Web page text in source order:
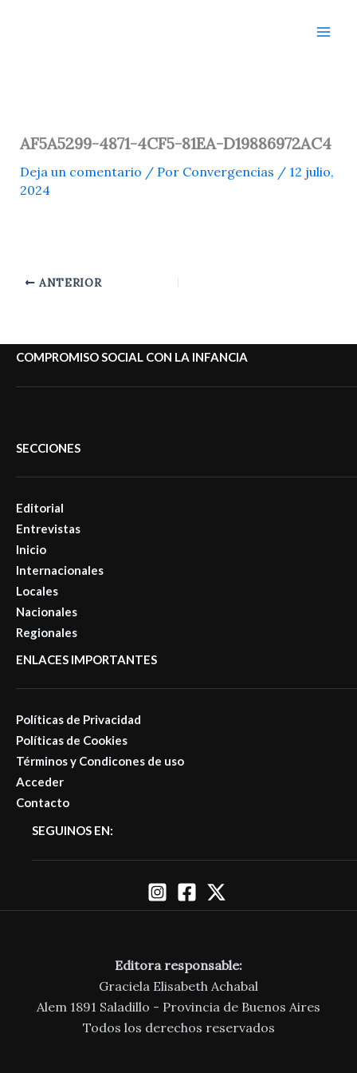
AF5A5299-4871-4CF5-81EA-D19886972AC4
Deja un comentario / Por Convergencias / 12 julio,
2024
ANTERIOR
COMPROMISO SOCIAL CON LA INFANCIA
SECCIONES
Editorial
Entrevistas
Inicio
Internacionales
Locales
Nacionales
Regionales
ENLACES IMPORTANTES
Políticas de Privacidad
Políticas de Cookies
Términos y Condicones de uso
Acceder
Contacto
SEGUINOS EN:
Editora responsable:
Graciela Elisabeth Achabal
Alem 1891 Saladillo - Provincia de Buenos Aires
Todos los derechos reservados